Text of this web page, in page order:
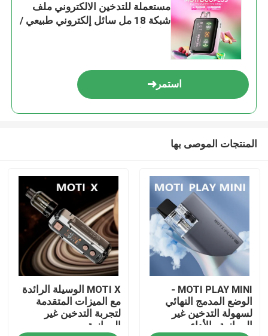
مستعملة للتدخين الالكتروني ملف
شبكة 18 مل سائل إلكتروني طبيعي /
استمر
المنتجات الموصى بها
MOTI PLAY MINI -
الوضع المدمج النهائي
لسهولة التدخين غير
الموازية والأداء
MOTI X الوسيلة الرائدة
مع الميزات المتقدمة
لتجربة التدخين غير
الموازية